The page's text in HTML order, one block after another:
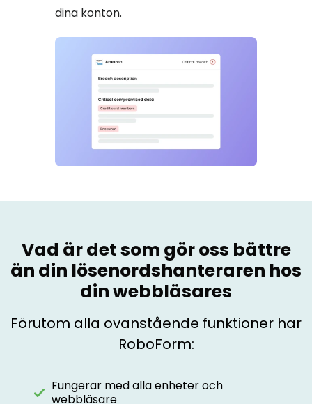
dina konton.
Vad är det som gör oss bättre
än din lösenordshanteraren hos
din webbläsares
Förutom alla ovanstående funktioner har
RoboForm:
Fungerar med alla enheter och
webbläsare